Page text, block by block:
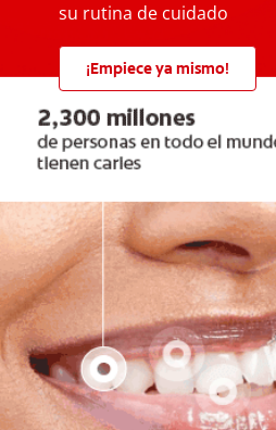
su rutina de cuidado
¡Empiece ya mismo!